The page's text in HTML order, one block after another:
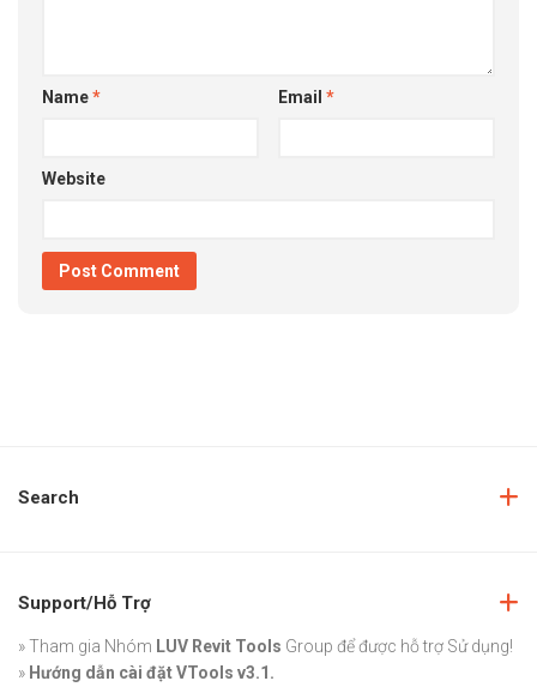
Name* Email *
Website
Search
Support/Hỗ Trợ
» Tham gia Nhóm LUV Revit Tools Group để được hỗ trợ Sử dụng!
» Hướng dẫn cài đặt VTools v3.1.